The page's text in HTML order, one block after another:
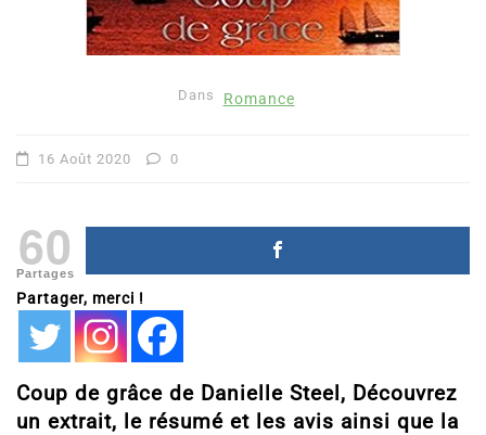
Dans Romance
16 Août 2020 0
60
Partages
Partager, merci !
Coup de grâce de Danielle Steel, Découvrez
un extrait, le résumé et les avis ainsi que la